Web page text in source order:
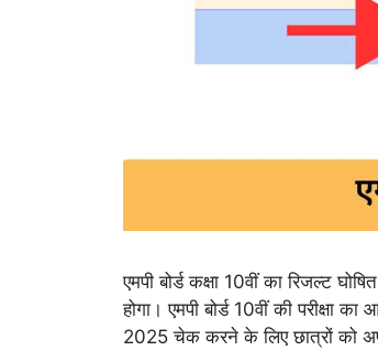
एमपी बोर्ड कक्षा 10वीं का रिजल्ट
होगा। एमपी बोर्ड 10वीं की परीक्षा
2025 चेक करने के लिए छात्रों को